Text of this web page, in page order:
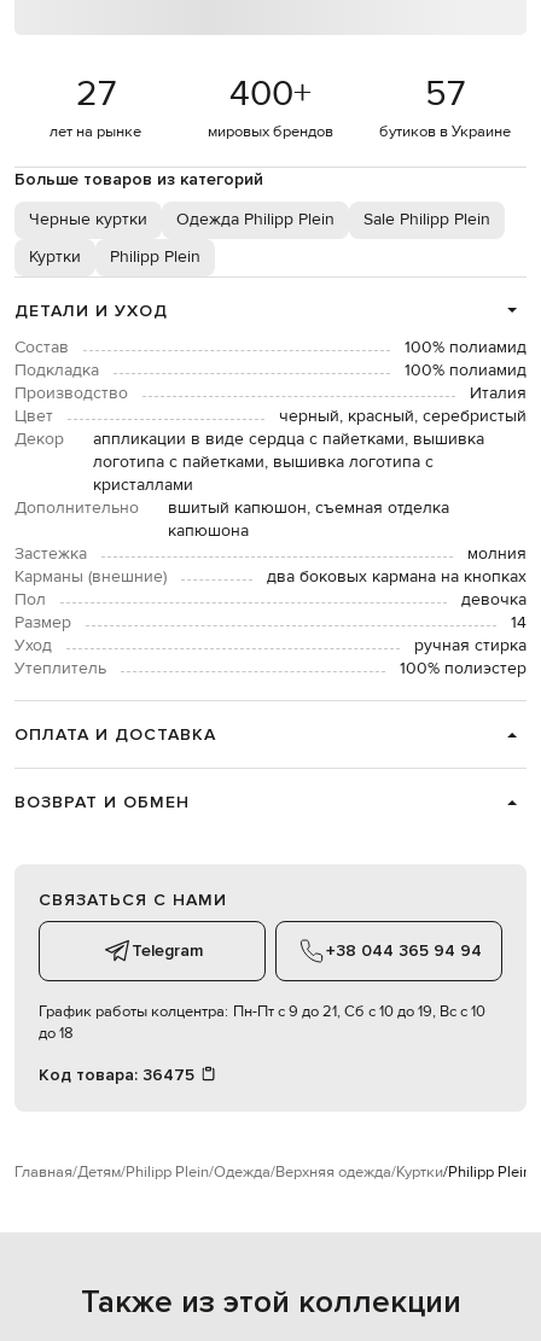
27
лет на рынке
400+
мировых брендов
57
бутиков в Украине
Больше товаров из категорий
Черные куртки Одежда Philipp Plein
Sale Philipp Plein
Куртки
Philipp Plein
ДЕТАЛИ И УХОД
Состав
100% полиамид
Подкладка
100% полиамид
Производство
Италия
Цвет
черный, красный, серебристый
Декор
аппликации в виде сердца с пайетками, вышивка
логотипа с пайетками, вышивка логотипа с
кристаллами
Дополнительно
вшитый капюшон, съемная отделка
капюшона
Застежка
молния
Карманы (внешние)
два боковых кармана на кнопках
Пол
девочка
Размер
14
Уход
ручная стирка
Утеплитель
100% полиэстер
ОПЛАТА И ДОСТАВКА
ВОЗВРАТ И ОБМЕН
СВЯЗАТЬСЯ С НАМИ
Telegram +38 044 365 94 94
График работы колцентра: Пн-Пт с 9 до 21, Сб с 10 до 19, Вс с 10
до 18
Код товара: 36475
Главная Детям Philipp Plein Одежда Верхняя одежда Куртки Philipp Plein
Также из этой коллекции